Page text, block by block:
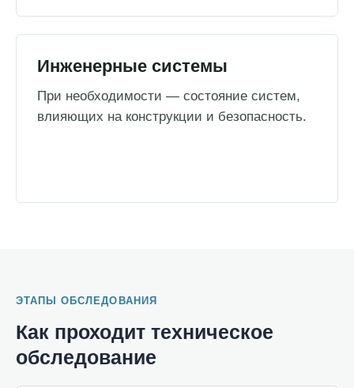
Инженерные системы
При необходимости — состояние систем,
влияющих на конструкции и безопасность.
ЭТАПЫ ОБСЛЕДОВАНИЯ
Как проходит техническое
обследование